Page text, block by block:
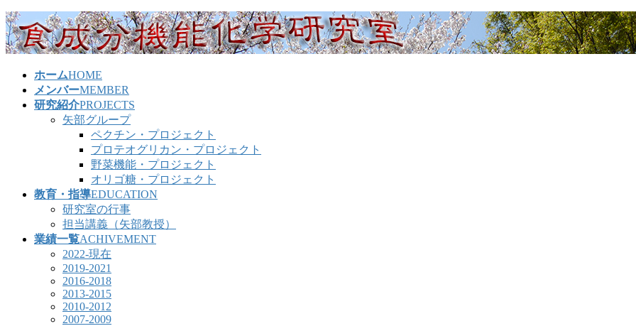
コ
ン
テ
ナ
ビ
ゲ
ホームHOME
メンバーMEMBER
研究紹介PROJECTS
矢部グループ
ペクチン・プロジェクト
プロテオグリカン・プロジェクト
野菜機能・プロジェクト
オリゴ糖・プロジェクト
教育・指導EDUCATION
研究室の行事
担当講義（矢部教授）
業績一覧ACHIVEMENT
2022-現在
2019-2021
2016-2018
2013-2015
2010-2012
2007-2009